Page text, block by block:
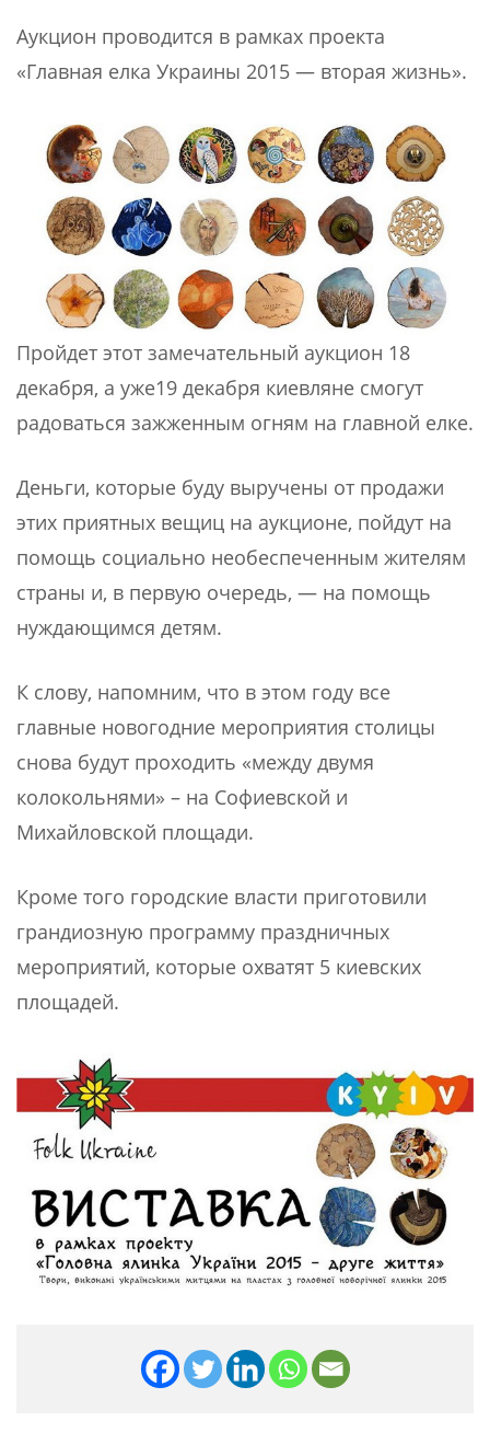
Аукцион проводится в рамках проекта
«Главная елка Украины 2015 — вторая жизнь».
Пройдет этот замечательный аукцион 18
декабря, а уже19 декабря киевляне смогут
радоваться зажженным огням на главной елке.
Деньги, которые буду выручены от продажи
этих приятных вещиц на аукционе, пойдут на
помощь социально необеспеченным жителям
страны и, в первую очередь, — на помощь
нуждающимся детям.
К слову, напомним, что в этом году все
главные новогодние мероприятия столицы
снова будут проходить «между двумя
колокольнями» – на Софиевской и
Михайловской площади.
Кроме того городские власти приготовили
грандиозную программу праздничных
мероприятий, которые охватят 5 киевских
площадей.